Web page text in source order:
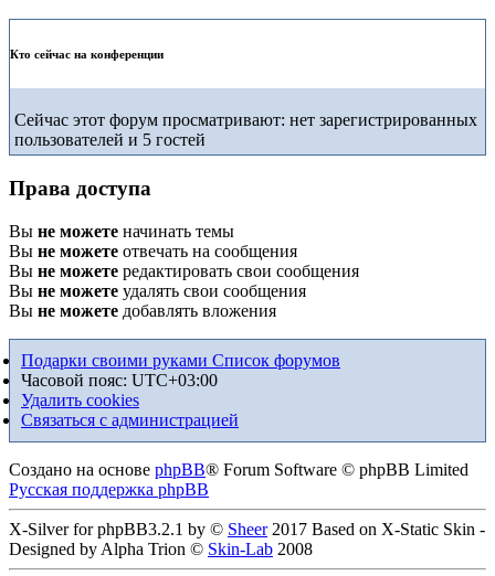
Кто сейчас на конференции
Сейчас этот форум просматривают: нет зарегистрированных
пользователей и 5 гостей
Права доступа
Вы не можете начинать темы
Вы не можете отвечать на сообщения
Вы не можете редактировать свои сообщения
Вы не можете удалять свои сообщения
Вы не можете добавлять вложения
Подарки своими руками Список форумов
Часовой пояс: UTC+03:00
Удалить cookies
Связаться с администрацией
Создано на основе phpBB® Forum Software © phpBB Limited
Русская поддержка phpBB
X-Silver for phpBB3.2.1 by © Sheer2017 Based on X-Static Skin -
Designed by Alpha Trion © Skin-Lab 2008